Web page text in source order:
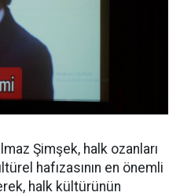
Şimşek, halk ozanları
hafızasının en önemli
halk kültürünün